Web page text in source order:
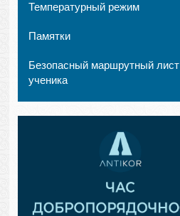
Температурный режим
Памятки
Безопасный маршрутный лист
ученика